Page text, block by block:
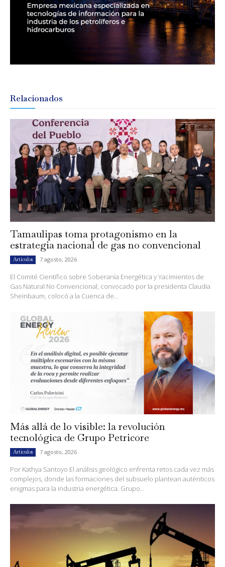
Relacionados
Tamaulipas toma protagonismo en la
estrategia nacional de gas no convencional
Artículos 7 agosto, 2026
El Comité Científico sobre Soberanía Energética y Yacimientos de
Gas Natural No Convencional, convocado por la presidenta Claudia
Sheinbaum, colocó a la Cuenca de...
Más allá de lo visible: la revolución
tecnológica de Grupo Petricore
Artículos 7 agosto, 2026
Por Kathya Santoyo El análisis geológico enfrenta retos cada vez más
complejos, donde las formaciones del subsuelo plantean auténticos
enigmas para la industria energética. Grupo...